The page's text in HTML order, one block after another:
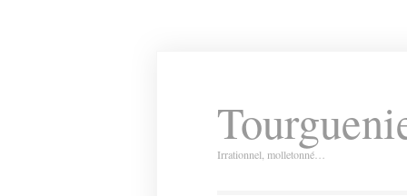
Irrationnel, molletonné…